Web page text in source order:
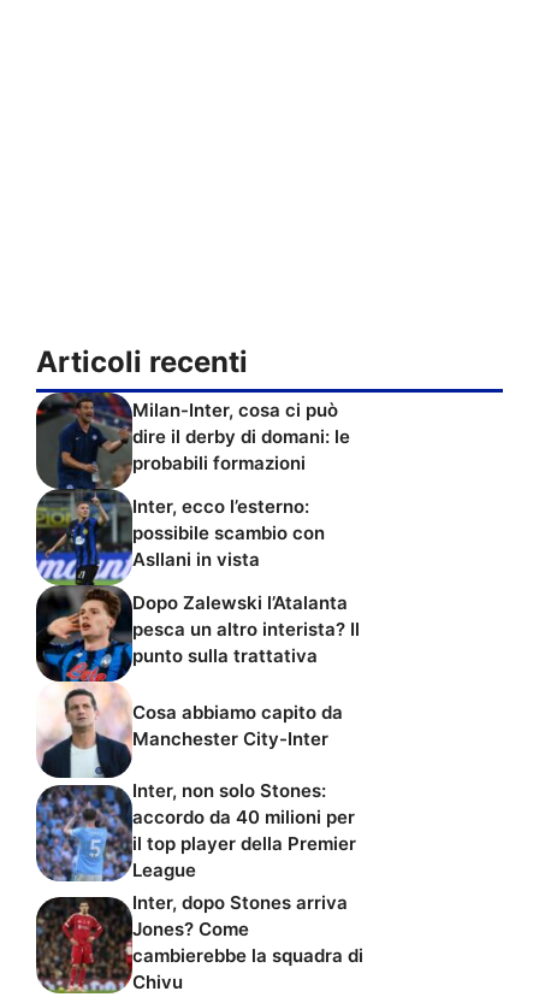
Articoli recenti
Milan-Inter, cosa ci può
dire il derby di domani: le
probabili formazioni
Inter, ecco l’esterno:
possibile scambio con
Asllani in vista
Dopo Zalewski l’Atalanta
pesca un altro interista? Il
punto sulla trattativa
Cosa abbiamo capito da
Manchester City-Inter
Inter, non solo Stones:
accordo da 40 milioni per
il top player della Premier
League
Inter, dopo Stones arriva
Jones? Come
cambierebbe la squadra di
Chivu